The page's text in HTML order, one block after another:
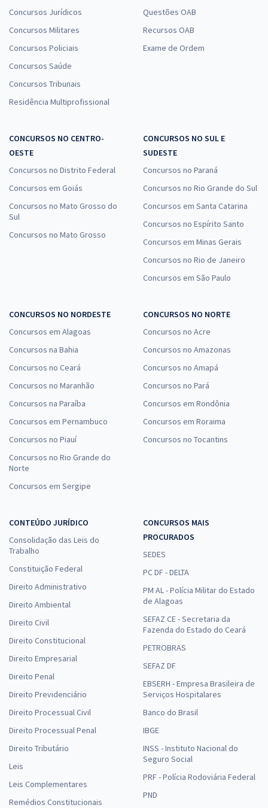
Concursos Jurídicos
Concursos Militares
Concursos Policiais
Concursos Saúde
Concursos Tribunais
Residência Multiprofissional
Questões OAB
Recursos OAB
Exame de Ordem
CONCURSOS NO CENTRO-
OESTE
Concursos no Distrito Federal
Concursos em Goiás
Concursos no Mato Grosso do
Sul
Concursos no Mato Grosso
CONCURSOS NO SUL E
SUDESTE
Concursos no Paraná
Concursos no Rio Grande do Sul
Concursos em Santa Catarina
Concursos no Espírito Santo
Concursos em Minas Gerais
Concursos no Rio de Janeiro
Concursos em São Paulo
CONCURSOS NO NORDESTE
Concursos em Alagoas
Concursos na Bahia
Concursos no Ceará
Concursos no Maranhão
Concursos na Paraíba
Concursos em Pernambuco
Concursos no Piauí
Concursos no Rio Grande do
Norte
Concursos em Sergipe
CONCURSOS NO NORTE
Concursos no Acre
Concursos no Amazonas
Concursos no Amapá
Concursos no Pará
Concursos em Rondônia
Concursos em Roraima
Concursos no Tocantins
CONTEÚDO JURÍDICO
Consolidação das Leis do
Trabalho
Constituição Federal
Direito Administrativo
Direito Ambiental
Direito Civil
Direito Constitucional
Direito Empresarial
Direito Penal
Direito Previdenciário
Direito Processual Civil
Direito Processual Penal
Direito Tributário
Leis
Leis Complementares
Remédios Constitucionais
CONCURSOS MAIS
PROCURADOS
SEDES
PC DF - DELTA
PM AL - Polícia Militar do Estado
de Alagoas
SEFAZ CE - Secretaria da
Fazenda do Estado do Ceará
PETROBRAS
SEFAZ DF
EBSERH - Empresa Brasileira de
Serviços Hospitalares
Banco do Brasil
IBGE
INSS - Instituto Nacional do
Seguro Social
PRF - Polícia Rodoviária Federal
PND